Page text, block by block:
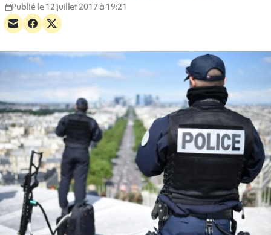
Publié le 12 juillet 2017 à 19:21